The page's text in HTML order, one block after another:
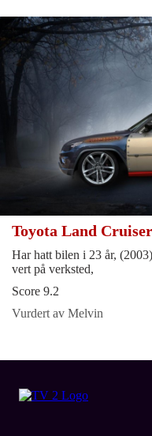
Toyota Land
Har hatt bilen i 23 år,
vert på verksted,
Score 9.2
Vurdert av Melvin